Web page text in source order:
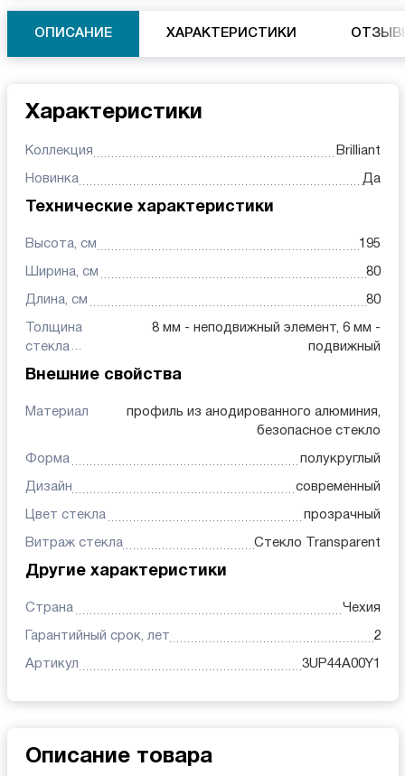
ОПИСАНИЕ ХАРАКТЕРИСТИКИ
Характеристики
Коллекция Brilliant
Новинка Да
Технические характеристики
Высота, см 195
Ширина, см 80
Длина, см 80
Толщина
стекла
8 мм - неподвижный элемент, 6 мм -
подвижный
Внешние свойства
Материал
профиль из анодированного алюминия,
безопасное стекло
Форма полукруглый
Дизайн современный
Цвет стекла прозрачный
Витраж стекла Стекло Transparent
Другие характеристики
Страна Чехия
Гарантийный срок, лет 2
Артикул 3UP44A00Y1
Описание товара